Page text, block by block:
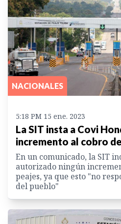
NACIONALES
5:18 PM 15 ene. 2023
La SIT insta a Covi
incremento al cobro
En un comunicado, la SIT
autorizado ningún
peajes, ya que esto "no
del pueblo"